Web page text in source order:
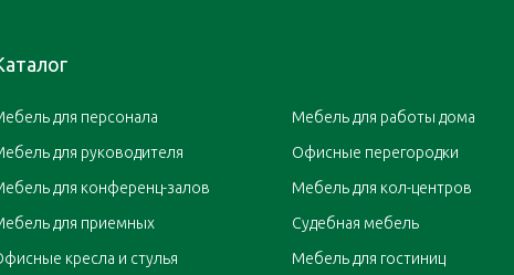
для персонала
для руководителя
для конференц-залов
для приемных
кресла и стулья
Мебель для работы дома
Офисные перегородки
Мебель для кол-центров
Судебная мебель
Мебель для гостиниц